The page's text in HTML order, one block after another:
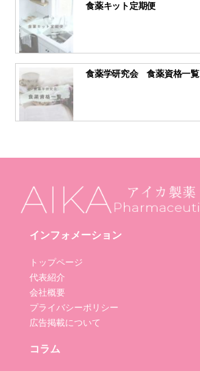
食薬キット定期便
食薬学研究会 食薬資格一覧
インフォメーション
トップページ
代表紹介
会社概要
プライバシーポリシー
広告掲載について
コラム